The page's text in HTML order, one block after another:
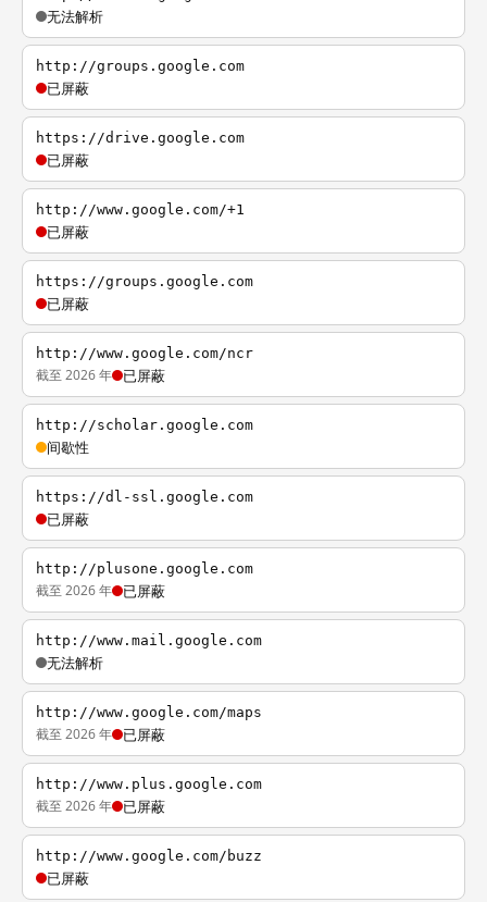
无法解析
http://groups.google.com
已屏蔽
https://drive.google.com
已屏蔽
http://www.google.com/+1
已屏蔽
https://groups.google.com
已屏蔽
http://www.google.com/ncr
截至 2026 年 已屏蔽
http://scholar.google.com
间歇性
https://dl-ssl.google.com
已屏蔽
http://plusone.google.com
截至 2026 年 已屏蔽
http://www.mail.google.com
无法解析
http://www.google.com/maps
截至 2026 年 已屏蔽
http://www.plus.google.com
截至 2026 年 已屏蔽
http://www.google.com/buzz
已屏蔽